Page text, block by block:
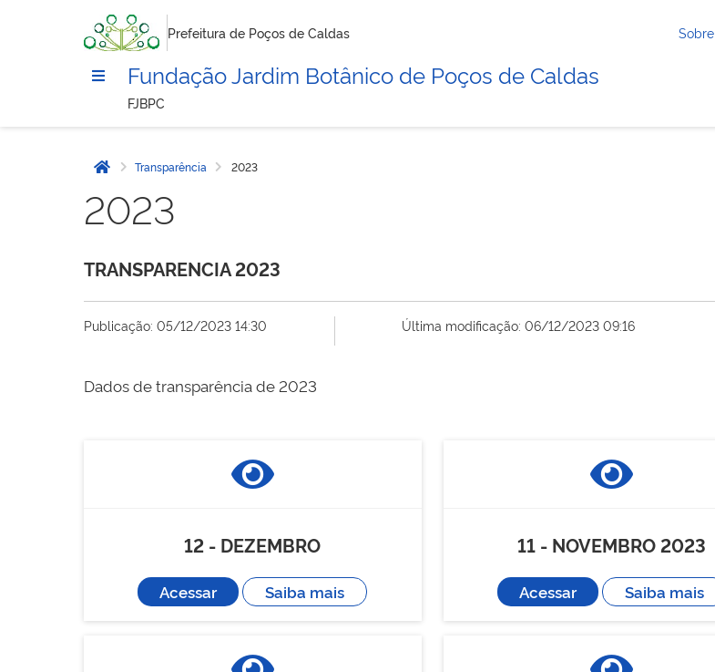
Prefeitura de Poços de Caldas Sobre
Fundação Jardim Botânico de Poços de Caldas
FJBPC
Página inicial
Transparência 2023
2023
TRANSPARENCIA 2023
Publicação: 05/12/2023 14:30 Última modificação: 06/12/2023 09:16
Dados de transparência de 2023
12 - DEZEMBRO
Acessar Saiba mais
11 - NOVEMBRO 2023
Acessar Saiba mais